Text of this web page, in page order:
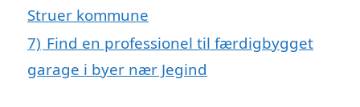
Struer kommune
7) Find en professionel til færdigbygget
garage i byer nær Jegind